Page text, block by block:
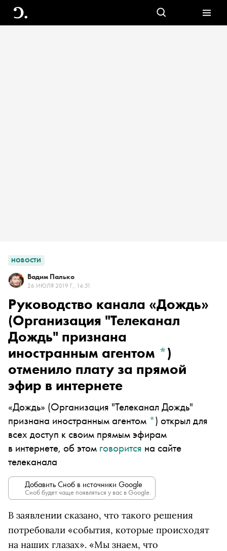
НОВОСТИ
Вадим Палько
26 ИЮЛЯ 2019 Г., 14:51
Руководство канала «Дождь»
(Организация "Телеканал
Дождь" признана
иностранным агентом *)
отменило плату за прямой
эфир в интернете
«Дождь» (Организация "Телеканал Дождь"
признана иностранным агентом *) открыл для
всех доступ к своим прямым эфирам
в интернете, об этом говорится на сайте
телеканала
Добавить Сноб в источники Google
Сноб будет чаще появляться у вас в Google.
В заявлении сказано, что такого решения
потребовали «события, которые происходят
на наших глазах». «Мы знаем, что